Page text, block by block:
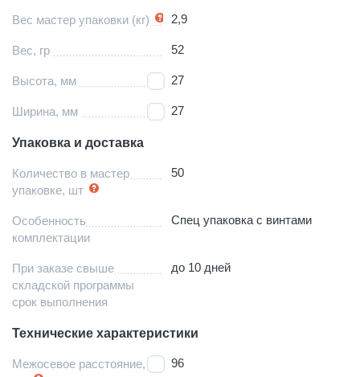
Вес мастер упаковки (кг) 2,9
Вес, гр 52
Высота, мм 27
Ширина, мм 27
Упаковка и доставка
Количество в мастер
упаковке, шт
50
Особенность
комплектации
Спец упаковка с винтами
При заказе свыше
складской программы
срок выполнения
до 10 дней
Технические характеристики
Межосевое расстояние,
96